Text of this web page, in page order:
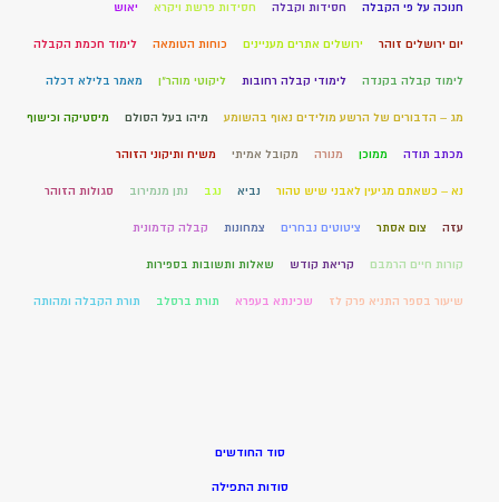
חנוכה על פי הקבלה חסידות וקבלה חסידות פרשת ויקרא יאוש
יום ירושלים זוהר ירושלים אתרים מעניינים כוחות הטומאה לימוד חכמת הקבלה
לימוד קבלה בקנדה לימודי קבלה רחובות ליקוטי מוהר"ן מאמר בלילא דכלה
מג – הדבורים של הרשע מולידים נאוף בהשומע מיהו בעל הסולם מיסטיקה וכישוף
מכתב תודה ממוכן מנורה מקובל אמיתי משיח ותיקוני הזוהר
נא – כשאתם מגיעין לאבני שיש טהור נביא נגב נתן מנמירוב סגולות הזוהר
עזה צום אסתר ציטוטים נבחרים צמחונות קבלה קדמונית
קורות חיים הרמבם קריאת קודש שאלות ותשובות בספירות
שיעור בספר התניא פרק לז שכינתא בעפרא תורת ברסלב תורת הקבלה ומהותה
סוד החודשים
סודות התפילה